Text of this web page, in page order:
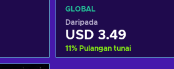
GLOBAL
Daripada
USD 3.49
11% Pulangan tunai